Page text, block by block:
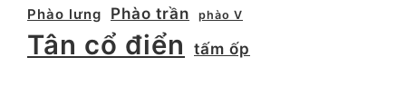
Phào lưng
Phào trần phào V
Tân cổ điển tấm ốp